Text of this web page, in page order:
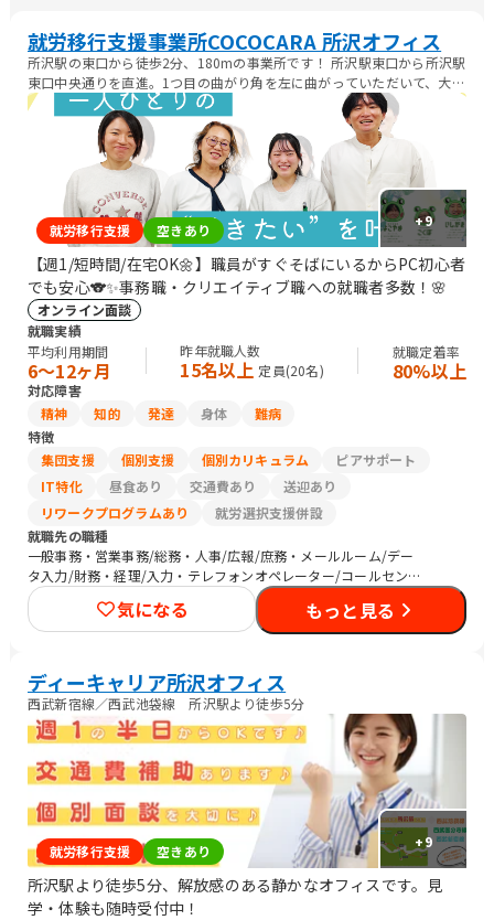
就労移行支援事業所COCOCARA 所沢オフィス
所沢駅の東口から徒歩2分、180mの事業所です！ 所沢駅東口から所沢駅
東口中央通りを直進。1つ目の曲がり角を左に曲がっていただいて、大通
りから2つ目のビルが TOSHIビルになります。ビルの右側、奥のエレベ
ーターから5階がCOCOCARAになります(^^
+9
就労移行支援 空きあり
【週1/短時間/在宅OK🌼】職員がすぐそばにいるからPC初心者
でも安心🐨✨事務職・クリエイティブ職への就職者多数！🌸
オンライン面談
就職実績
平均利用期間
6〜12ヶ月
昨年就職人数
15名以上 定員(20名)
就職定着率
80%以上
対応障害
精神
知的 発達 身体
難病
特徴
集団支援
個別支援 個別カリキュラム
ピアサポート
IT特化
昼食あり 交通費あり
送迎あり
リワークプログラムあり
就労選択支援併設
就職先の職種
一般事務・営業事務/総務・人事/広報/庶務・メールルーム/デー
タ入力/財務・経理/入力・テレフォンオペレーター/コールセンタ
ー/その他事務/梱包作業/検品/組立・組付け/その他軽作業/その
他営業/販売スタッフ・接客/バックヤード・商品管理/その他販
売/編集者/Web制作/DTPオペレーター/その他クリエイティブ/デ
ンジニア/ネットワークエンジニア/社内情報システム/その他IT/ヘ
ルプデスク/ヘルスキーパー/看護師/介護職員・ヘルパー/清掃/警
備
気になる もっと見る
ディーキャリア所沢オフィス
西武新宿線／西武池袋線 所沢駅より徒歩5分
+9
就労移行支援 空きあり
所沢駅より徒歩5分、解放感のある静かなオフィスです。見
学・体験も随時受付中！